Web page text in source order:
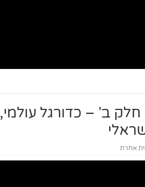
חלק ב' – כדורגל עולמי,
אחרת